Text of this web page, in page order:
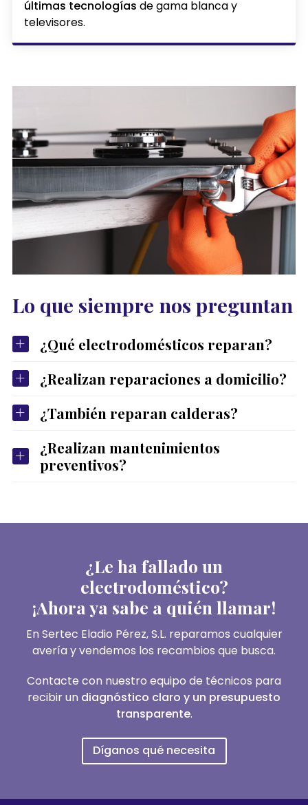
últimas tecnologías de gama blanca y
televisores.
Lo que siempre nos preguntan
¿Qué electrodomésticos reparan?
¿Realizan reparaciones a domicilio?
¿También reparan calderas?
¿Realizan mantenimientos
preventivos?
¿Le ha fallado un
electrodoméstico?
¡Ahora ya sabe a quién llamar!
En Sertec Eladio Pérez, S.L. reparamos cualquier
avería y vendemos los recambios que busca.
Contacte con nuestro equipo de técnicos para
recibir un diagnóstico claro y un presupuesto
transparente.
Díganos qué necesita